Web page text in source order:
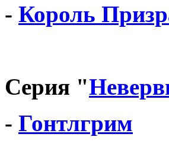
- Король
Серия "
- Гонтлгрим